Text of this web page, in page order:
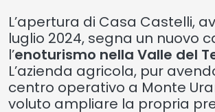
L’apertura di Casa Castelli,
luglio 2024, segna un nuovo
l’enoturismo nella Valle del
L’azienda agricola, pur
centro operativo a Monte
voluto ampliare la propria